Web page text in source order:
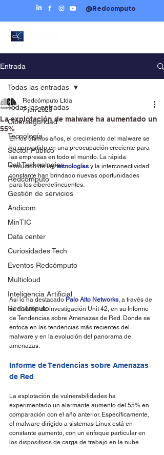
@Redcomputo
Entrada
Todas las entradas
Ciberseguridad
Tecnología
Sector Público
Dell Technologies
Redcómputo
Gestión de servicios
Andicom
MinTIC
Data center
Curiosidades Tech
Eventos Redcómputo
Multicloud
Inteligencia Artificial
Redcómputo
Todas las entradas
La explotación de malware ha aumentado un
55%
Redcómputo Ltda
7 jun 2023
En los últimos años, el crecimiento del malware se
ha convertido en una preocupación creciente para
las empresas en todo el mundo. La rápida
evolución de las tecnologías y la interconectividad
constante han brindado nuevas oportunidades
para los ciberdelincuentes.
Así lo ha destacado Palo Alto Networks, a través de
su división de investigación Unit 42, en su Informe
de Tendencias sobre Amenazas de Red. Donde se
enfoca en las tendencias más recientes del
malware y en la evolución del panorama de
amenazas.
Informe de Tendencias sobre Amenazas
de Red
La explotación de vulnerabilidades ha
experimentado un alarmante aumento del 55% en
comparación con el año anterior. Específicamente,
el malware dirigido a sistemas Linux está en
constante aumento, con un enfoque particular en
los dispositivos de carga de trabajo en la nube.